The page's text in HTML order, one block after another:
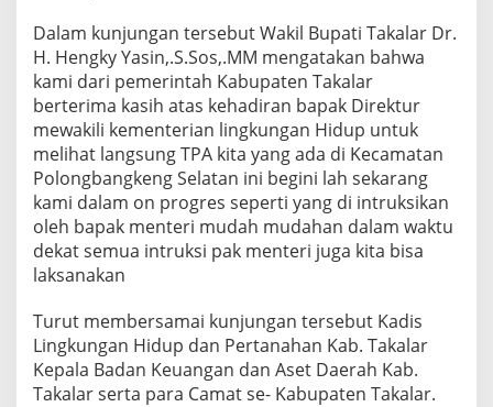
P
A
B
l
a
n
g
Dalam kunjungan tersebut Wakil Bupati Takalar Dr.
H. Hengky Yasin,.S.Sos,.MM mengatakan bahwa
kami dari pemerintah Kabupaten Takalar
berterima kasih atas kehadiran bapak Direktur
mewakili kementerian lingkungan Hidup untuk
melihat langsung TPA kita yang ada di Kecamatan
Polongbangkeng Selatan ini begini lah sekarang
kami dalam on progres seperti yang di intruksikan
oleh bapak menteri mudah mudahan dalam waktu
dekat semua intruksi pak menteri juga kita bisa
laksanakan
Turut membersamai kunjungan tersebut Kadis
Lingkungan Hidup dan Pertanahan Kab. Takalar
Kepala Badan Keuangan dan Aset Daerah Kab.
Takalar serta para Camat se- Kabupaten Takalar.